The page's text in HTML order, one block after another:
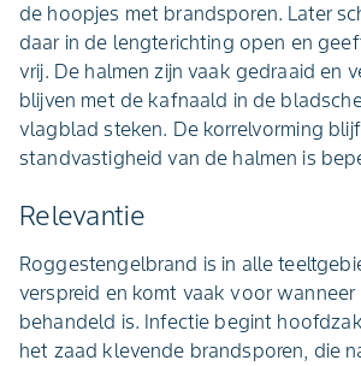
de hoopjes met brandsporen. Later
daar in de lengterichting open en
vrij. De halmen zijn vaak gedraaid en
blijven met de kafnaald in de
vlagblad steken. De korrelvorming
standvastigheid van de halmen is
Relevantie
Roggestengelbrand is in alle
verspreid en komt vaak voor
behandeld is. Infectie begint
het zaad klevende brandsporen, die